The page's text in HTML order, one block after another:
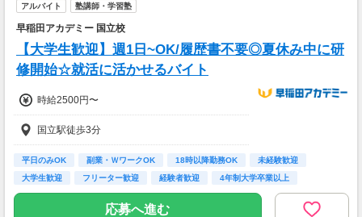
支払い方法は選んでいただけます！
別途全額支給
※勤務＆研修中ともに、交通費全額支給
アルバイト 塾講師・学習塾
早稲田アカデミー 国立校
【大学生歓迎】週1日~OK/履歴書不要◎夏休み中に研
修開始☆就活に活かせるバイト
時給2500円〜
国立駅徒歩3分
平日のみOK 副業・ＷワークOK 18時以降勤務OK
未経験歓迎
大学生歓迎
フリーター歓迎 経験者歓迎
4年制大学卒業以上
交通費支給
応募へ進む